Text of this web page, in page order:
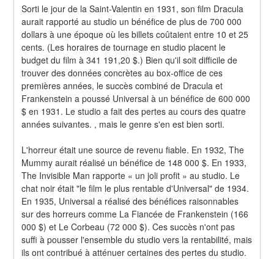
Sorti le jour de la Saint-Valentin en 1931, son film Dracula
aurait rapporté au studio un bénéfice de plus de 700 000
dollars à une époque où les billets coûtaient entre 10 et 25
cents. (Les horaires de tournage en studio placent le
budget du film à 341 191,20 $.) Bien qu'il soit difficile de
trouver des données concrètes au box-office de ces
premières années, le succès combiné de Dracula et
Frankenstein a poussé Universal à un bénéfice de 600 000
$ en 1931. Le studio a fait des pertes au cours des quatre
années suivantes. , mais le genre s'en est bien sorti.
L'horreur était une source de revenu fiable. En 1932, The
Mummy aurait réalisé un bénéfice de 148 000 $. En 1933,
The Invisible Man rapporte « un joli profit » au studio. Le
chat noir était "le film le plus rentable d'Universal" de 1934.
En 1935, Universal a réalisé des bénéfices raisonnables
sur des horreurs comme La Fiancée de Frankenstein (166
000 $) et Le Corbeau (72 000 $). Ces succès n'ont pas
suffi à pousser l'ensemble du studio vers la rentabilité, mais
ils ont contribué à atténuer certaines des pertes du studio.